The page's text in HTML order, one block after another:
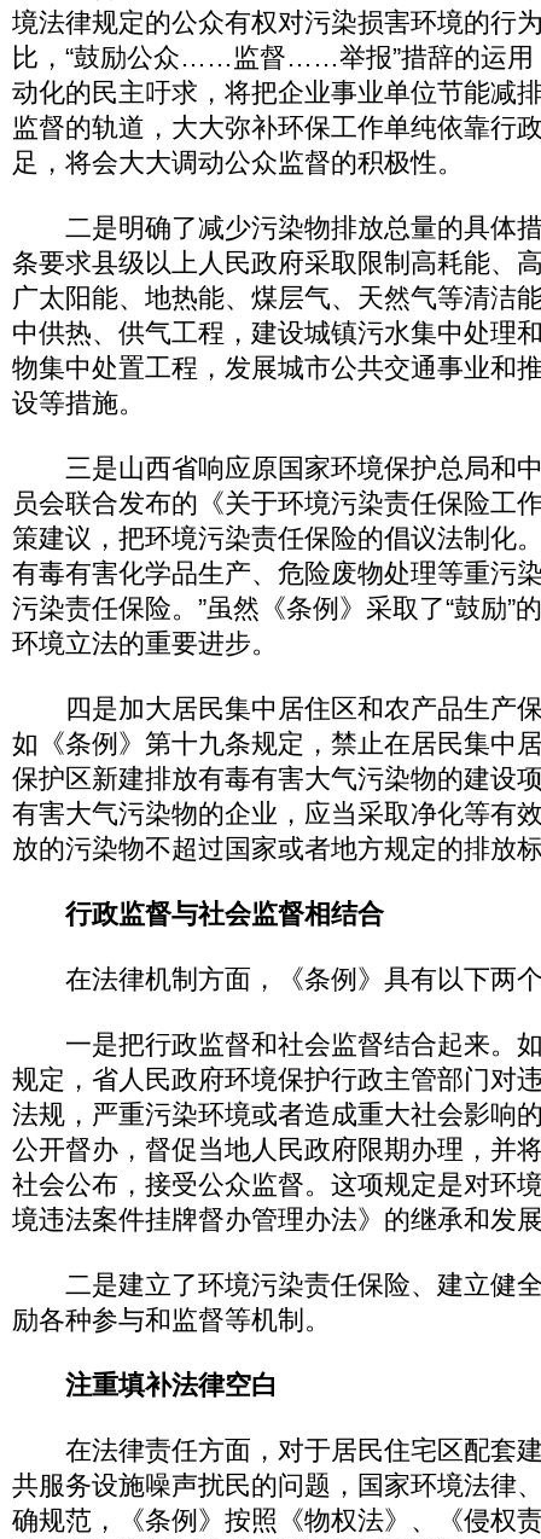
境法律规定的公众有权对污染损害环境的行
比，“鼓励公众……监督……举报”措辞的运用
动化的民主吁求，将把企业事业单位节能减
监督的轨道，大大弥补环保工作单纯依靠行
足，将会大大调动公众监督的积极性。
二是明确了减少污染物排放总量的具体
条要求县级以上人民政府采取限制高耗能、
广太阳能、地热能、煤层气、天然气等清洁
中供热、供气工程，建设城镇污水集中处理
物集中处置工程，发展城市公共交通事业和
设等措施。
三是山西省响应原国家环境保护总局和
员会联合发布的《关于环境污染责任保险工
策建议，把环境污染责任保险的倡议法制化
有毒有害化学品生产、危险废物处理等重污
污染责任保险。”虽然《条例》采取了“鼓励”
环境立法的重要进步。
四是加大居民集中居住区和农产品生产
如《条例》第十九条规定，禁止在居民集中
保护区新建排放有毒有害大气污染物的建设
有害大气污染物的企业，应当采取净化等有
放的污染物不超过国家或者地方规定的排放
行政监督与社会监督相结合
在法律机制方面，《条例》具有以下两
一是把行政监督和社会监督结合起来。
规定，省人民政府环境保护行政主管部门对
法规，严重污染环境或者造成重大社会影响
公开督办，督促当地人民政府限期办理，并
社会公布，接受公众监督。这项规定是对环
境违法案件挂牌督办管理办法》的继承和发
二是建立了环境污染责任保险、建立健
励各种参与和监督等机制。
注重填补法律空白
在法律责任方面，对于居民住宅区配套
共服务设施噪声扰民的问题，国家环境法律
确规范，《条例》按照《物权法》、《侵权